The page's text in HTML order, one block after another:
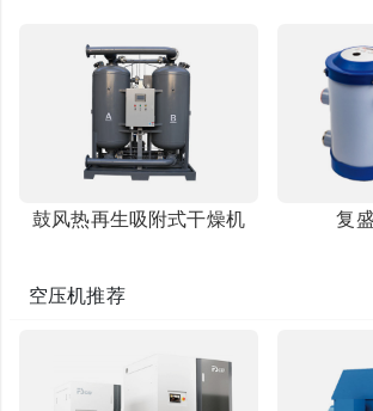
鼓风热再生吸附式干燥机 复
空压机推荐